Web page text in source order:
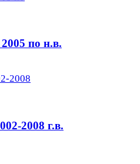
по н.в.
2008 г.в.